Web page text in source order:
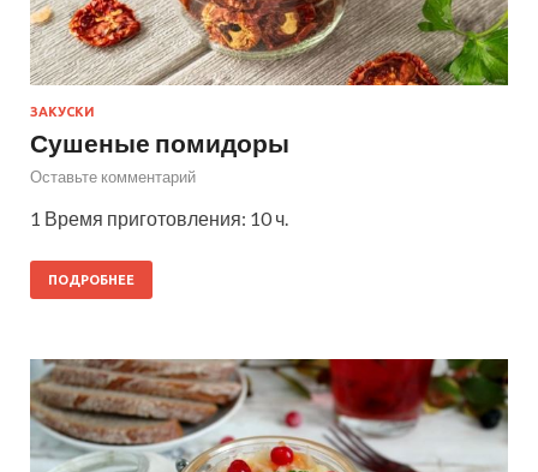
ЗАКУСКИ
Сушеные помидоры
Оставьте комментарий
1 Время приготовления: 10 ч.
ПОДРОБНЕЕ